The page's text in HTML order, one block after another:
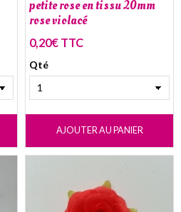
petite rose en tissu 20mm
rose violacé
0,20€ TTC
Qté
AJOUTER AU PANIER